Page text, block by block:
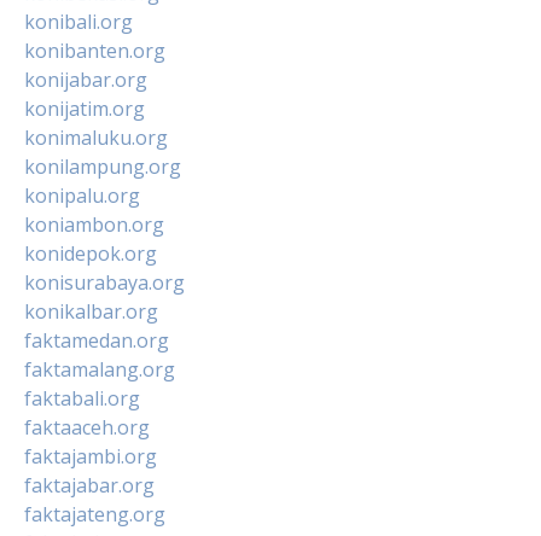
konibali.org
konibanten.org
konijabar.org
konijatim.org
konimaluku.org
konilampung.org
konipalu.org
koniambon.org
konidepok.org
konisurabaya.org
konikalbar.org
faktamedan.org
faktamalang.org
faktabali.org
faktaaceh.org
faktajambi.org
faktajabar.org
faktajateng.org